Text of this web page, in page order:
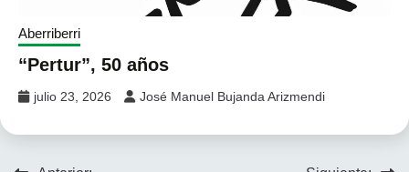
Aberriberri
“Pertur”, 50 años
julio 23, 2026 José Manuel Bujanda Arizmendi